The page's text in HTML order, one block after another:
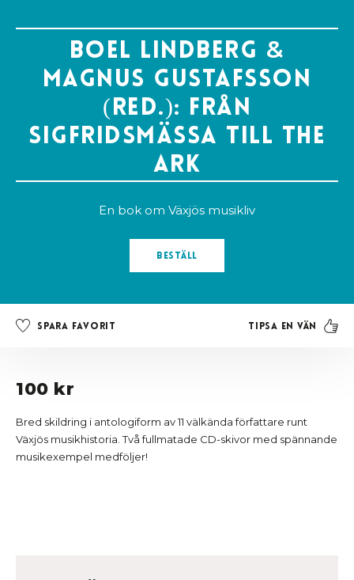
Boel Lindberg &
Magnus Gustafsson
(red.): Från
Sigfridsmässa till The
Ark
En bok om Växjös musikliv
Beställ
Spara favorit Tipsa en vän
100 kr
Bred skildring i antologiform av 11 välkända författare runt
Växjös musikhistoria. Två fullmatade CD-skivor med spännande
musikexempel medföljer!